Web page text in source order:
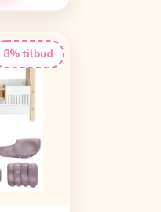
8% tilbud